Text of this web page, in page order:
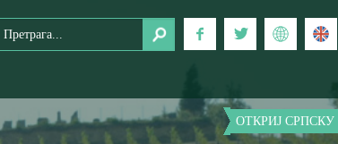
ОТКРИЈ СРПСКУ